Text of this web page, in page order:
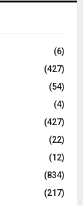
C
(6)
(427)
(54)
(4)
(427)
(22)
(12)
(834)
(217)